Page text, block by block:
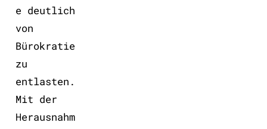
e deutlich
von
Bürokratie
zu
entlasten.
Mit der
Herausnahm